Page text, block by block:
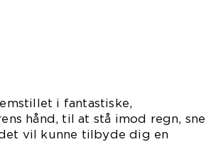
i fantastiske,
hånd, til at stå imod regn, sne
vil kunne tilbyde dig en